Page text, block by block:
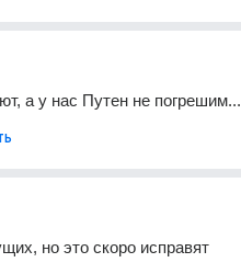
а у нас Путен не погрешим...
но это скоро исправят